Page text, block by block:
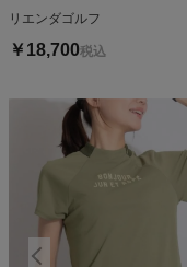
リエンダゴルフ
￥ 18,700税込